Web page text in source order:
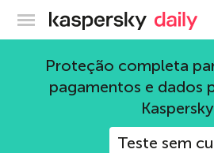
Blog oficial
Proteção completa
pagamentos e dados
Kaspersky
Teste sem